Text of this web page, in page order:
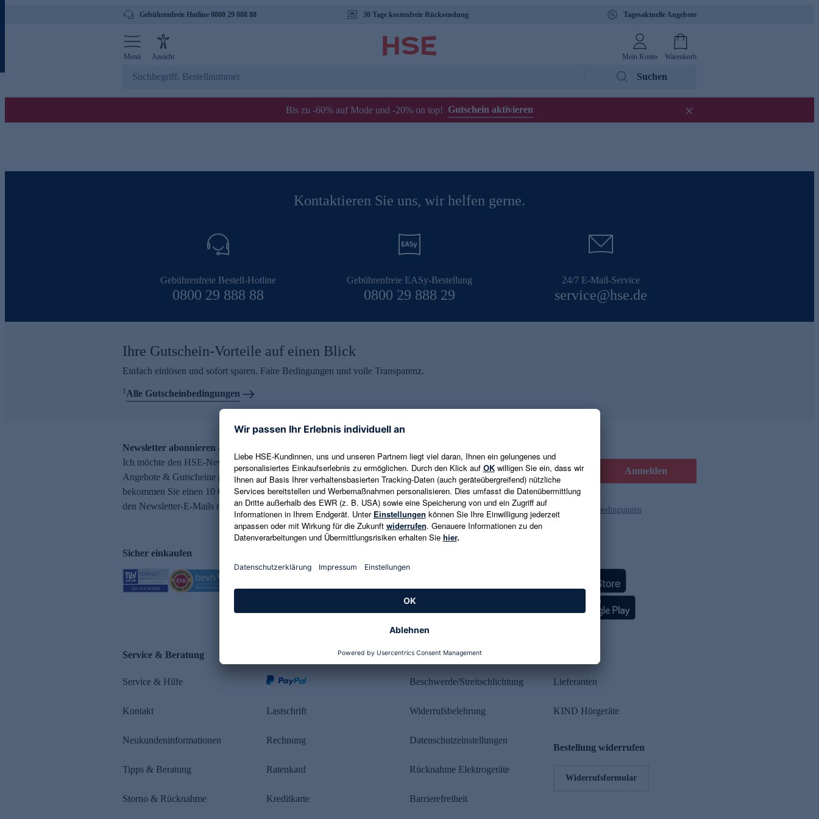
Gebührenfreie Hotline 0800 29 888 88 30 Tage kostenfreie Rücksendung Tagesaktuelle Angebote
Menü Ansicht Mein Konto Warenkorb
Suchen
Bis zu -60% auf Mode und -20% on top! Gutschein aktivieren
Kontaktieren Sie uns, wir helfen gerne.
Gebührenfreie Bestell-Hotline
0800 29 888 88
Gebührenfreie EASy-Bestellung
0800 29 888 29
24/7 E-Mail-Service
service@hse.de
Ihre Gutschein-Vorteile auf einen Blick
Einfach einlösen und sofort sparen. Faire Bedingungen und volle Transparenz.
1Alle Gutscheinbedingungen
Newsletter abonnieren – 10 € Gutschein erhalten
Ich möchte den HSE-Newsletter abonnieren und aktuelle Trends,
Angebote & Gutscheine per E-Mail erhalten. Als Dankeschön
bekommen Sie einen 10 € Gutschein. Eine Abmeldung ist jederzeit in
den Newsletter-E-Mails möglich.
E-Mail-Adresse eingeben Anmelden
Es gelten die Datenschutzrichtlinien und die Gutscheinbedingungen
Sicher einkaufen
Service & Beratung
Service & Hilfe
Kontakt
Neukundeninformationen
Tipps & Beratung
Storno & Rücknahme
Lastschrift
Rechnung
Ratenkauf
Kreditkarte
Rechtliches
Beschwerde/Streitschlichtung
Widerrufsbelehrung
Datenschutzeinstellungen
Rücknahme Elektrogeräte
Barrierefreiheit
Lieferanten
KIND Hörgeräte
Bestellung widerrufen
Widerrufsformular